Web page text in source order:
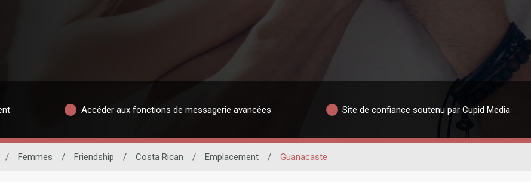
Accéder aux fonctions de messagerie avancées Site de confiance soutenu par Cupid Media
/ Femmes / Friendship / Costa Rican / Emplacement / Guanacaste